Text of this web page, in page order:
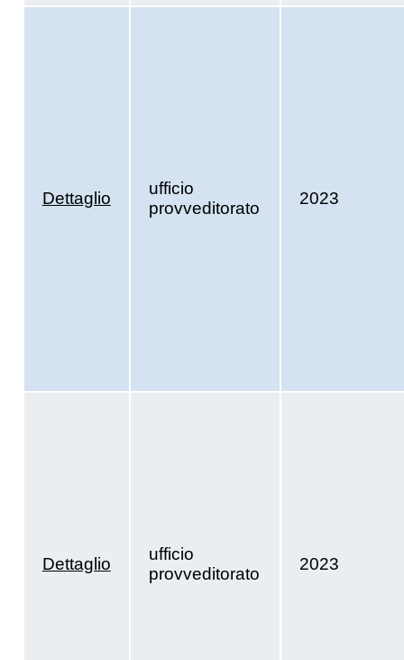
Dettaglio
ufficio
provveditorato
2023
Dettaglio
ufficio
provveditorato
2023